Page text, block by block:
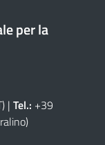
per la
| Tel.: +39